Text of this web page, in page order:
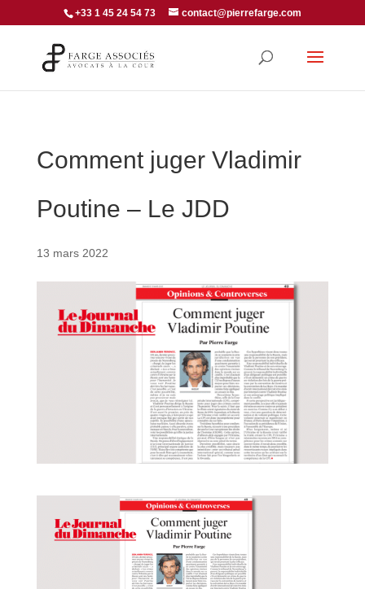
+33 1 45 24 54 73 contact@pierrefarge.com
Comment juger Vladimir
Poutine – Le JDD
13 mars 2022